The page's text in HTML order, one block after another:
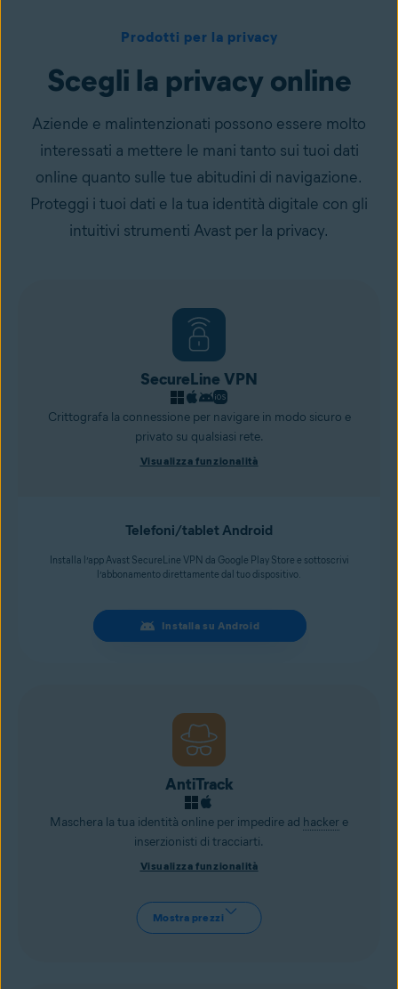
Prodotti per la privacy
Scegli la privacy online
Aziende e malintenzionati possono essere molto
interessati a mettere le mani tanto sui tuoi dati
online quanto sulle tue abitudini di navigazione.
Proteggi i tuoi dati e la tua identità digitale con gli
intuitivi strumenti Avast per la privacy.
SecureLine VPN
Crittografa la connessione per navigare in modo sicuro e
privato su qualsiasi rete.
Visualizza funzionalità
Telefoni/tablet Android
Installa l’app Avast SecureLine VPN da Google Play Store e sottoscrivi
l’abbonamento direttamente dal tuo dispositivo.
Installa su Android
AntiTrack
Maschera la tua identità online per impedire ad hacker e
inserzionisti di tracciarti.
Visualizza funzionalità
Mostra prezzi